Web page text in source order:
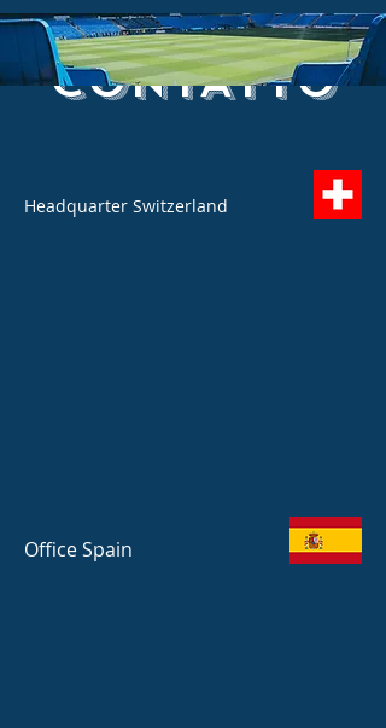
Leggi di più
CONTATTO
Headquarter Switzerland
Office Spain